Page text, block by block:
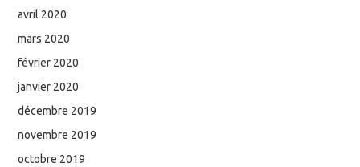
avril 2020
mars 2020
février 2020
janvier 2020
décembre 2019
novembre 2019
octobre 2019